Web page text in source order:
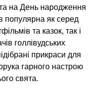
на День народження
популярна як серед
та казок, так і
голлівудських
прикраси для
гарного настрою
свята.